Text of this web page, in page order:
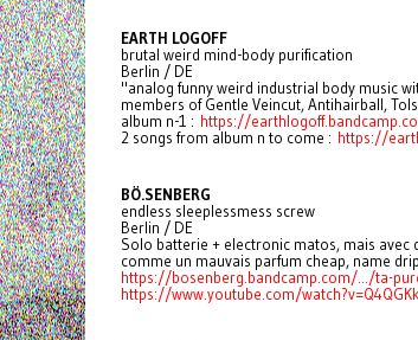
EARTH LOGOFF
brutal weird mind-body purification
Berlin / DE
"analog funny weird industrial body music
members of Gentle Veincut, Antihairball,
album n-1 : https://
2 songs from album n to come : https://
BÖ.SENBERG
endless sleeplessmess screw
Berlin / DE
Solo batterie + electronic matos, mais avec
comme un mauvais parfum cheap, name
https://bosenberg.bandcamp.com/.../ta-
https://www.youtube.com/